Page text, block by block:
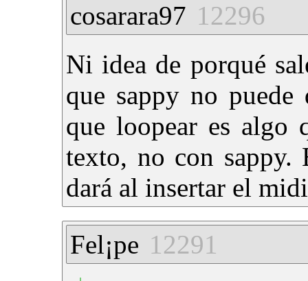
cosarara97 12296
Ni idea de porqué
que sappy no puede
que loopear es algo
texto, no con
dará al insertar el
Fel¡pe 12291